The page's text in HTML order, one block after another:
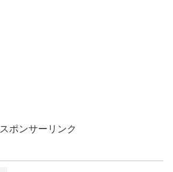
スポンサーリンク